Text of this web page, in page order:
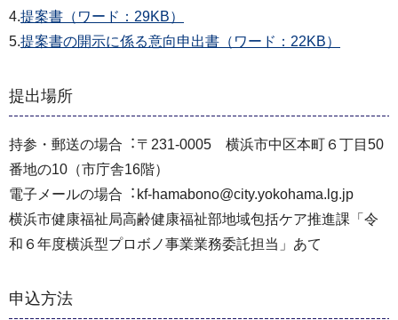
4.提案書（ワード：29KB）
5.提案書の開示に係る意向申出書（ワード：22KB）
提出場所
持参・郵送の場合︓〒231-0005 横浜市中区本町６丁目50
番地の10（市庁舎16階）
電⼦メールの場合︓kf-hamabono@city.yokohama.lg.jp
横浜市健康福祉局高齢健康福祉部地域包括ケア推進課「令
和６年度横浜型プロボノ事業業務委託担当」あて
申込方法